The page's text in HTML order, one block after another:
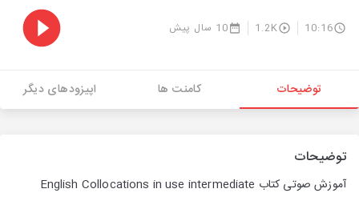
10:16
1.2K 10 سال پیش
توضیحات کامنت ها اپیزودهای دیگر
توضیحات
آموزش صوتی کتاب English Collocations in use intermediate